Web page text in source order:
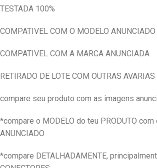
TESTADA 100%
COMPATIVEL COM O MODELO ANUNCIADO
COMPATIVEL COM A MARCA ANUNCIADA
RETIRADO DE LOTE COM OUTRAS AVARIAS
compare seu produto com as imagens
*compare o MODELO do teu PRODUTO com
ANUNCIADO
*compare DETALHADAMENTE,